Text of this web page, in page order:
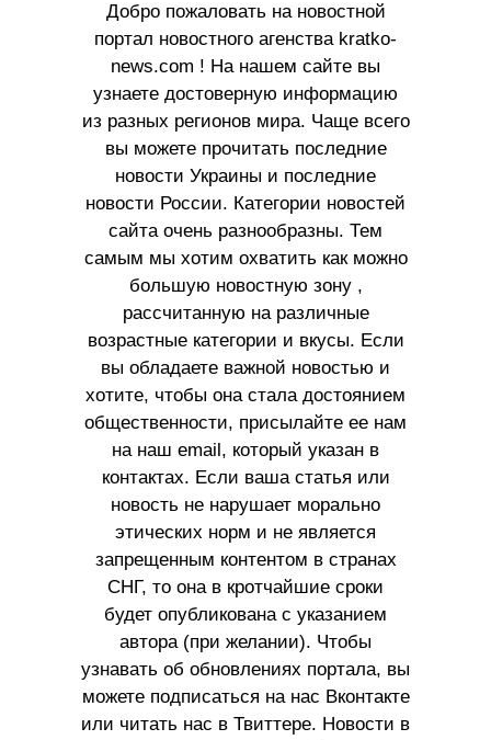
Добро пожаловать на новостной
портал новостного агенства kratko-
news.com ! На нашем сайте вы
узнаете достоверную информацию
из разных регионов мира. Чаще всего
вы можете прочитать последние
новости Украины и последние
новости России. Категории новостей
сайта очень разнообразны. Тем
самым мы хотим охватить как можно
большую новостную зону ,
рассчитанную на различные
возрастные категории и вкусы. Если
вы обладаете важной новостью и
хотите, чтобы она стала достоянием
общественности, присылайте ее нам
на наш email, который указан в
контактах. Если ваша статья или
новость не нарушает морально
этических норм и не является
запрещенным контентом в странах
СНГ, то она в кротчайшие сроки
будет опубликована с указанием
автора (при желании). Чтобы
узнавать об обновлениях портала, вы
можете подписаться на нас Вконтакте
или читать нас в Твиттере. Новости в